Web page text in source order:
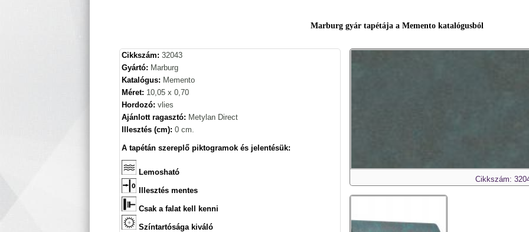
Marburg gyár tapétája a Memento katalógusból
Cikkszám: 32043
Gyártó: Marburg
Katalógus: Memento
Méret: 10,05 x 0,70
Hordozó: vlies
Ajánlott ragasztó: Metylan Direct
Illesztés (cm): 0 cm.
A tapétán szereplő piktogramok és jelentésük:
Lemosható
Illesztés mentes
Csak a falat kell kenni
Színtartósága kiváló
Cikkszám: